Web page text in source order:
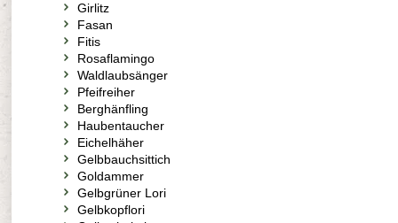
Girlitz
Fasan
Fitis
Rosaflamingo
Waldlaubsänger
Pfeifreiher
Berghänfling
Haubentaucher
Eichelhäher
Gelbbauchsittich
Goldammer
Gelbgrüner Lori
Gelbkopflori